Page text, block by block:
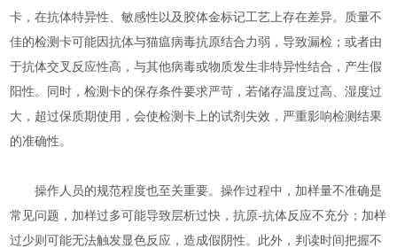
卡，在抗体特异性、敏感性以及胶体金标记工艺上存在差异。质量不
佳的检测卡可能因抗体与猫瘟病毒抗原结合力弱，导致漏检；或者由
于抗体交叉反应性高，与其他病毒或物质发生非特异性结合，产生假
阳性。同时，检测卡的保存条件要求严苛，若储存温度过高、湿度过
大，超过保质期使用，会使检测卡上的试剂失效，严重影响检测结果
的准确性。​
操作人员的规范程度也至关重要。操作过程中，加样量不准确是
常见问题，加样过多可能导致层析过快，抗原-抗体反应不充分；加样
过少则可能无法触发显色反应，造成假阴性。此外，判读时间把握不